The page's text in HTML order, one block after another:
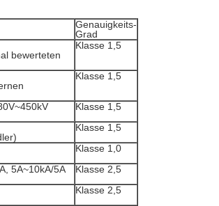
Genauigkeits-
Grad
bewerteten
Klasse 1,5
Klasse 1,5
Klasse 1,5
Klasse 1,5
Klasse 1,0
5A~10kA/5A
Klasse 2,5
Klasse 2,5